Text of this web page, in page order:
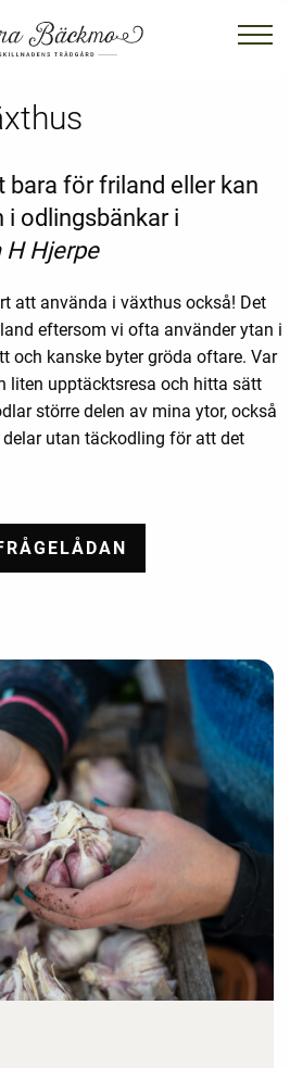
bara för friland eller kan
i odlingsbänkar i
Hjerpe
att använda i växthus också! Det
eftersom vi ofta använder ytan i
och kanske byter gröda oftare. Var
liten upptäcktsresa och hitta sätt
större delen av mina ytor, också
utan täckodling för att det